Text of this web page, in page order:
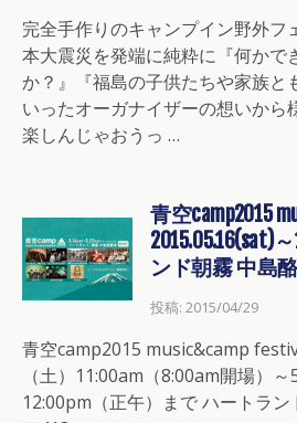
完全手作りのキャンプイン野外フ
本大震災を発端に純粋に『何かで
か？』『福島の子供たちや家族と
いったオーガナイザーの想いから
楽しんじゃおうっ …
青空camp2015
2015.05.16(sat)
ンド朝霧 中島
投稿: 2015/04/29
青空camp2015 music&camp
（土）11:00am（8:00am開場）～
12:00pm（正午）まで ハートラ